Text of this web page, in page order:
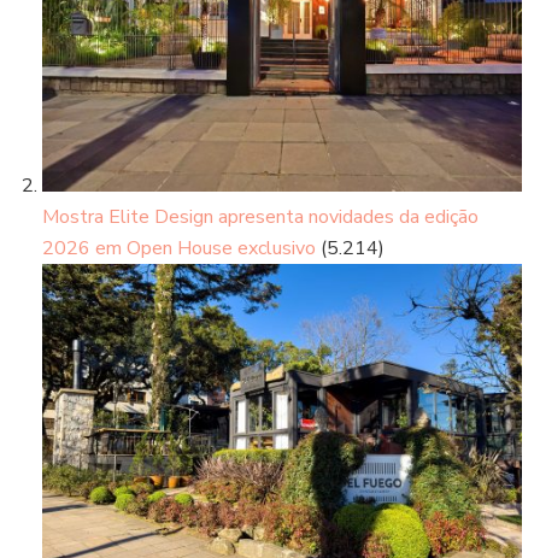
Mostra Elite Design apresenta novidades da edição
2026 em Open House exclusivo (5.214)